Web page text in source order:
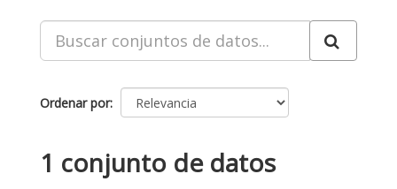
Ordenar por
1 conjunto de datos